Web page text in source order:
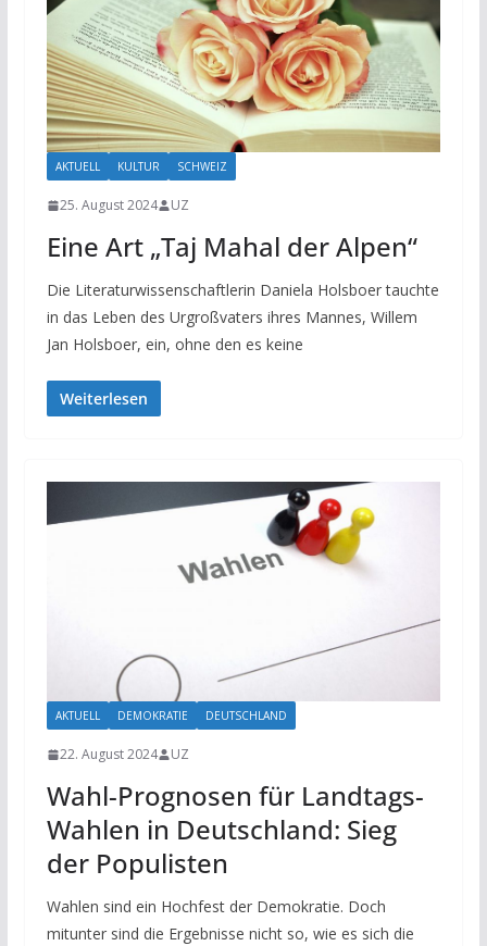
AKTUELL KULTUR SCHWEIZ
25. August 2024 UZ
Eine Art „Taj Mahal der Alpen“
Die Literaturwissenschaftlerin Daniela Holsboer tauchte
in das Leben des Urgroßvaters ihres Mannes, Willem
Jan Holsboer, ein, ohne den es keine
Weiterlesen
AKTUELL DEMOKRATIE DEUTSCHLAND
22. August 2024 UZ
Wahl-Prognosen für Landtags-
Wahlen in Deutschland: Sieg
der Populisten
Wahlen sind ein Hochfest der Demokratie. Doch
mitunter sind die Ergebnisse nicht so, wie es sich die